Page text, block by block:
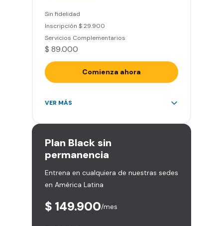
Clases grupales con profesores*
(Sujeto a disponibilidad de salón
en cada sede)
Acceso a todas las áreas de la
Sin fidelidad
Inscripción $ 29.900
Servicios Complementarios
$ 89.000
Comienza ahora
Acceso ilimitado a más de 2.000
Derecho a traer un invitado 5
Smart Spa (Relájate en los sillones
de masajes)
Descuentos especiales en marcas
aliadas
entrenamiento personalizado)
VER MÁS
Plan Black sin
permanencia
Entrena en cualquiera de nuestras sedes
en América Latina
$ 149.900/mes